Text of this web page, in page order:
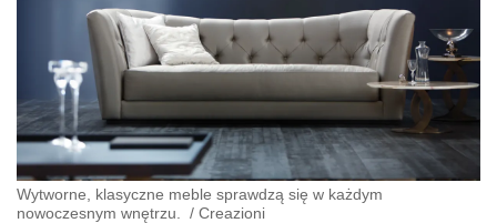
Wytworne, klasyczne meble sprawdzą się w każdym
nowoczesnym wnętrzu.
/ Creazioni